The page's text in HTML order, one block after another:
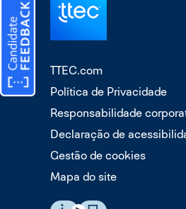
TTEC.com
Política de Privacidade
Responsabilidade
Declaração de
Gestão de cookies
Mapa do site